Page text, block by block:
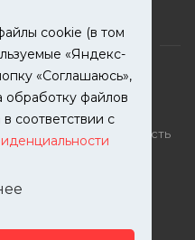
cookie (в том
«Яндекс-
«Соглашаюсь»,
обработку файлов
соответствии с
ремонт и покраска
на сайте – собственность
права защищены.
302-00-57